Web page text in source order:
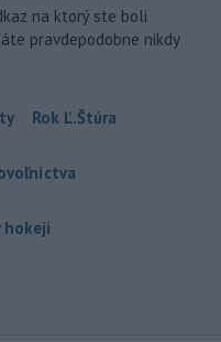
na ktorý ste boli
pravdepodobne nikdy
Rok Ľ.Štúra
hokeji